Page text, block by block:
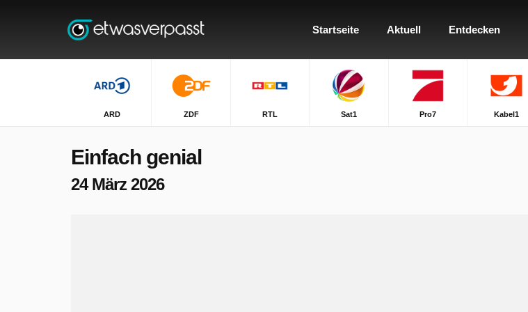
Startseite Aktuell Entdecken
ARD ZDF RTL Sat1 Pro7 Kabel1
Einfach genial
24 März 2026